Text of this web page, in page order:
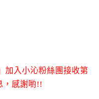
加入小沁粉絲團接收第
，感謝喲!!